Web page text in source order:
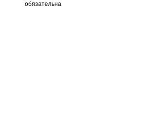
обязательна